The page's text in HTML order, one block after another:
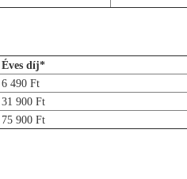
Éves díj*
6 490 Ft
31 900 Ft
75 900 Ft